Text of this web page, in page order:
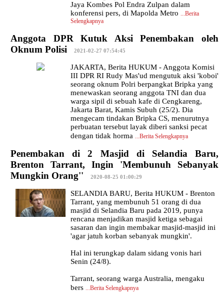
Jaya Kombes Pol Endra Zulpan dalam
konferensi pers, di Mapolda Metro ...Berita
Selengkapnya
Anggota DPR Kutuk Aksi Penembakan oleh
Oknum Polisi
2021-02-27 07:54:45
JAKARTA, Berita HUKUM - Anggota Komisi
III DPR RI Rudy Mas'ud mengutuk aksi 'koboi'
seorang oknum Polri berpangkat Bripka yang
menewaskan seorang anggota TNI dan dua
warga sipil di sebuah kafe di Cengkareng,
Jakarta Barat, Kamis Subuh (25/2). Dia
mengecam tindakan Bripka CS, menurutnya
perbuatan tersebut layak diberi sanksi pecat
dengan tidak horma ...Berita Selengkapnya
Penembakan di 2 Masjid di Selandia Baru,
Brenton Tarrant, Ingin 'Membunuh Sebanyak
Mungkin Orang''
2020-08-25 01:00:29
SELANDIA BARU, Berita HUKUM - Brenton
Tarrant, yang membunuh 51 orang di dua
masjid di Selandia Baru pada 2019, punya
rencana menjadikan masjid ketiga sebagai
sasaran dan ingin membakar masjid-masjid ini
'agar jatuh korban sebanyak mungkin'.
Hal ini terungkap dalam sidang vonis hari
Senin (24/8).
Tarrant, seorang warga Australia, mengaku
bers ...Berita Selengkapnya